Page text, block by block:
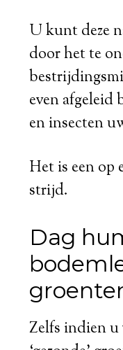
U kunt deze
door het te
even afgeleid
en insecten
Het is een op
strijd.
Dag
Zelfs indien